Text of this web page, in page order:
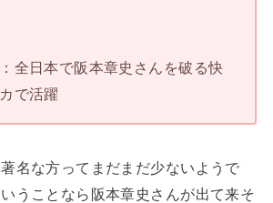
全日本で阪本章史さんを破る快
で活躍
名な方ってまだまだ少ないようで
うことなら阪本章史さんが出て来そ